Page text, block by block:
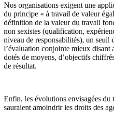
Nos organisations exigent une
du principe « à travail de valeur
définition de la valeur du travail
non sexistes (qualification,
niveau de responsabilités), un seuil
l’évaluation conjointe mieux disant
dotés de moyens, d’objectifs
de résultat.
Enfin, les évolutions envisagées du
sauraient amoindrir les droits des